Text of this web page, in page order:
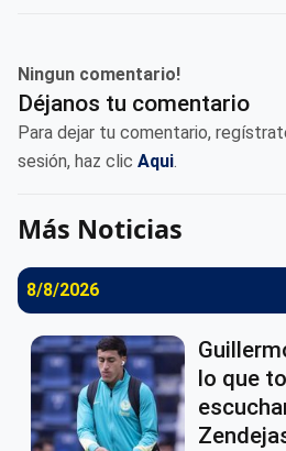
Ningun comentario!
Déjanos tu comentario
Para dejar tu comentario,
sesión, haz clic Aqui.
Más Noticias
8/8/2026
lo que